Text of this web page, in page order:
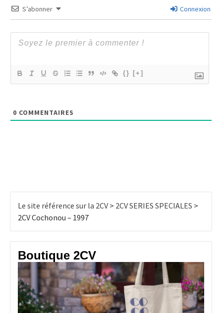
S’abonner Connexion
{} [+]
0 COMMENTAIRES
Le site référence sur la 2CV > 2CV SERIES SPECIALES >
2CV Cochonou – 1997
Boutique 2CV